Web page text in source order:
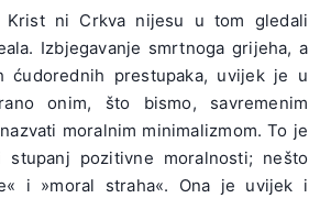
Krist ni Crkva nijesu u tom gledali
Izbjegavanje smrtnoga grijeha, a
ćudorednih prestupaka, uvijek je u
onim, što bismo, savremenim
moralnim minimalizmom. To je
pozitivne moralnosti; nešto
i »moral straha«. Ona je uvijek i